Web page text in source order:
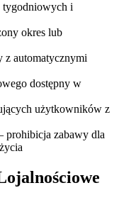
tygodniowych i
okres lub
z automatycznymi
dostępny w
użytkowników z
prohibicja zabawy dla